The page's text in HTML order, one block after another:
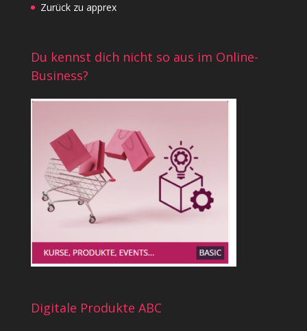
Zurück zu apprex
Du kennst dich nicht so aus im Online-
Business?
Digitale Produkte ABC